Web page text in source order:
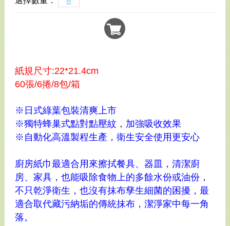
紙規尺寸:22*21.4cm
60張/6捲/8包/箱
※日式綠葉包裝清爽上市
※獨特蜂巢式點對點壓紋，加強吸收效果
※自動化高溫製程生產，衛生安全使用更安心
廚房紙巾最適合用來擦拭餐具、器皿，清潔廚
房、家具，也能吸除食物上的多餘水份或油份，
不只乾淨衛生，也沒有抹布孳生細菌的困擾，最
適合取代藏污納垢的傳統抹布，潔淨家中每一角
落。